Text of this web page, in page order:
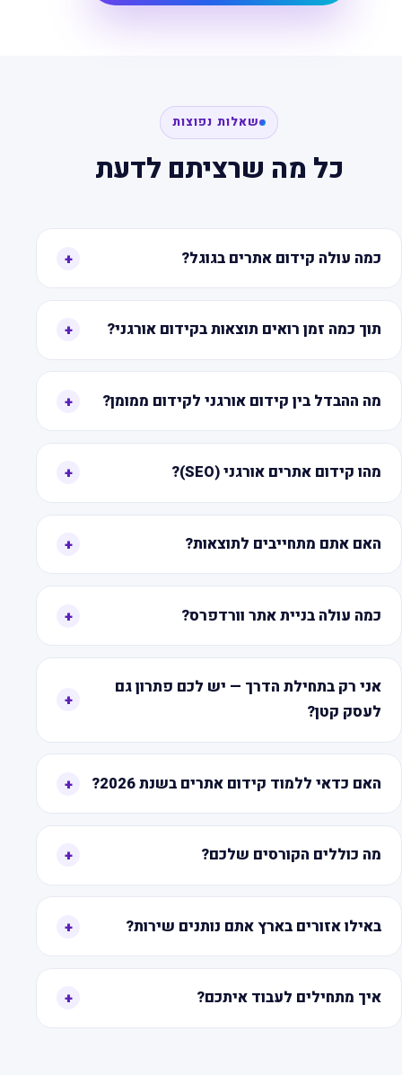
שאלות נפוצות
כל מה שרציתם לדעת
כמה עולה קידום אתרים בגוגל? +
תוך כמה זמן רואים תוצאות בקידום אורגני? +
מה ההבדל בין קידום אורגני לקידום ממומן? +
מהו קידום אתרים אורגני (SEO)? +
האם אתם מתחייבים לתוצאות? +
כמה עולה בניית אתר וורדפרס? +
אני רק בתחילת הדרך — יש לכם פתרון גם
לעסק קטן?
+
האם כדאי ללמוד קידום אתרים בשנת 2026? +
מה כוללים הקורסים שלכם? +
באילו אזורים בארץ אתם נותנים שירות? +
איך מתחילים לעבוד איתכם? +